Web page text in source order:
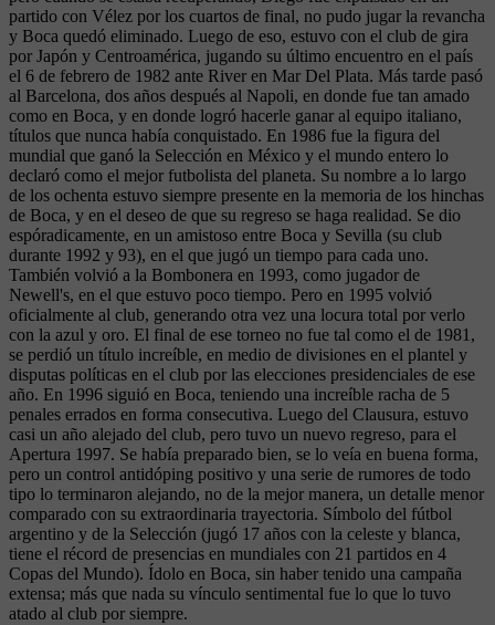
partido con Vélez por los cuartos de final, no pudo jugar la revancha
y Boca quedó eliminado. Luego de eso, estuvo con el club de gira
por Japón y Centroamérica, jugando su último encuentro en el país
el 6 de febrero de 1982 ante River en Mar Del Plata. Más tarde pasó
al Barcelona, dos años después al Napoli, en donde fue tan amado
como en Boca, y en donde logró hacerle ganar al equipo italiano,
títulos que nunca había conquistado. En 1986 fue la figura del
mundial que ganó la Selección en México y el mundo entero lo
declaró como el mejor futbolista del planeta. Su nombre a lo largo
de los ochenta estuvo siempre presente en la memoria de los hinchas
de Boca, y en el deseo de que su regreso se haga realidad. Se dio
espóradicamente, en un amistoso entre Boca y Sevilla (su club
durante 1992 y 93), en el que jugó un tiempo para cada uno.
También volvió a la Bombonera en 1993, como jugador de
Newell's, en el que estuvo poco tiempo. Pero en 1995 volvió
oficialmente al club, generando otra vez una locura total por verlo
con la azul y oro. El final de ese torneo no fue tal como el de 1981,
se perdió un título increíble, en medio de divisiones en el plantel y
disputas políticas en el club por las elecciones presidenciales de ese
año. En 1996 siguió en Boca, teniendo una increíble racha de 5
penales errados en forma consecutiva. Luego del Clausura, estuvo
casi un año alejado del club, pero tuvo un nuevo regreso, para el
Apertura 1997. Se había preparado bien, se lo veía en buena forma,
pero un control antidóping positivo y una serie de rumores de todo
tipo lo terminaron alejando, no de la mejor manera, un detalle menor
comparado con su extraordinaria trayectoria. Símbolo del fútbol
argentino y de la Selección (jugó 17 años con la celeste y blanca,
tiene el récord de presencias en mundiales con 21 partidos en 4
Copas del Mundo). Ídolo en Boca, sin haber tenido una campaña
extensa; más que nada su vínculo sentimental fue lo que lo tuvo
atado al club por siempre.